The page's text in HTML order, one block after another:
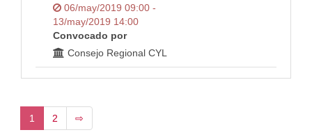
06/may/2019 09:00 -
13/may/2019 14:00
Convocado por
Consejo Regional CYL
1 2 ⇨